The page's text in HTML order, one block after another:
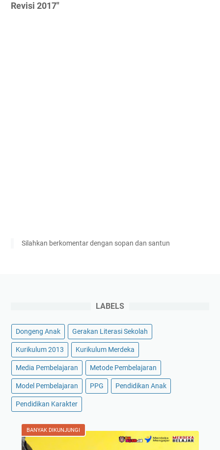
Revisi 2017"
Silahkan berkomentar dengan sopan dan santun
LABELS
Dongeng Anak Gerakan Literasi Sekolah
Kurikulum 2013 Kurikulum Merdeka
Media Pembelajaran Metode Pembelajaran
Model Pembelajaran PPG Pendidikan Anak
Pendidikan Karakter
BANYAK DIKUNJUNGI